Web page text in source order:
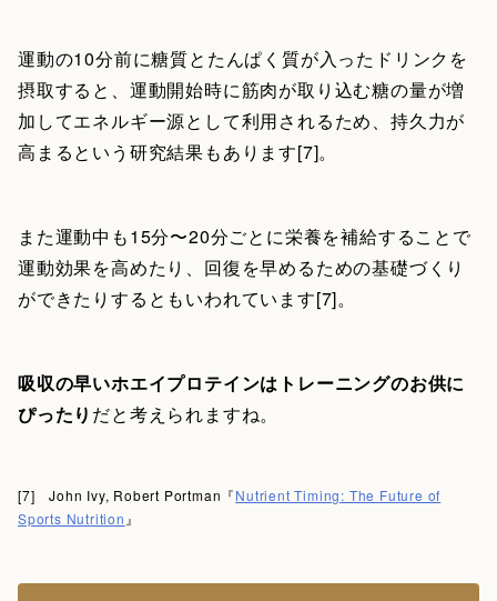
運動の10分前に糖質とたんぱく質が入ったドリンクを
摂取すると、運動開始時に筋肉が取り込む糖の量が増
加してエネルギー源として利用されるため、持久力が
高まるという研究結果もあります[7]。
また運動中も15分〜20分ごとに栄養を補給することで
運動効果を高めたり、回復を早めるための基礎づくり
ができたりするともいわれています[7]。
吸収の早いホエイプロテインはトレーニングのお供に
ぴったり だと考えられますね。
[7] John Ivy, Robert Portman『Nutrient Timing: The Future of
Sports Nutrition 』